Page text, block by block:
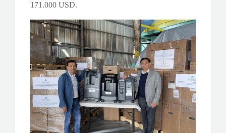
171.000 USD.